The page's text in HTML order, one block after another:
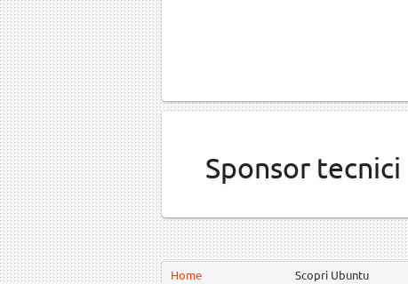
Sponsor tecnici
Home Scopri Ubuntu